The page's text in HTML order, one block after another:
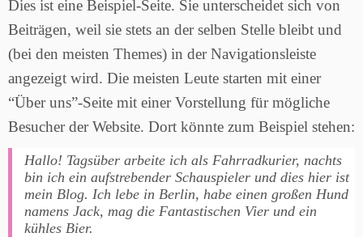
Dies ist eine Beispiel-Seite. Sie unterscheidet sich von
Beiträgen, weil sie stets an der selben Stelle bleibt und
(bei den meisten Themes) in der Navigationsleiste
angezeigt wird. Die meisten Leute starten mit einer
“Über uns”-Seite mit einer Vorstellung für mögliche
Besucher der Website. Dort könnte zum Beispiel stehen:
Hallo! Tagsüber arbeite ich als Fahrradkurier, nachts
bin ich ein aufstrebender Schauspieler und dies hier ist
mein Blog. Ich lebe in Berlin, habe einen großen Hund
namens Jack, mag die Fantastischen Vier und ein
kühles Bier.